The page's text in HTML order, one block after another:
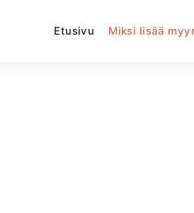
Etusivu Miksi lisää